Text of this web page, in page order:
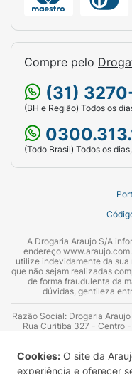
Cookies: O site da
experiência e oferecer
Compre pelo
(31)
(BH e Região) Todos os
(Todo Brasil) Todos os
A Drogaria Araujo S/A
endereço
utilize indevidamente da
que não sejam realizadas
de forma fraudulenta da
dúvidas, gentileza
Razão Social: Drogaria
Rua Curitiba 327 - Centro
Azevedo Guimarães – CRF
Consultor substituto: